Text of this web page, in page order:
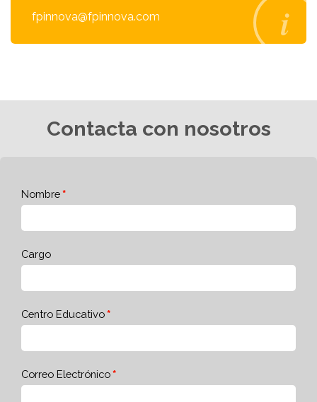
fpinnova@fpinnova.com
Contacta con nosotros
Nombre
Cargo
Centro Educativo
Correo Electrónico